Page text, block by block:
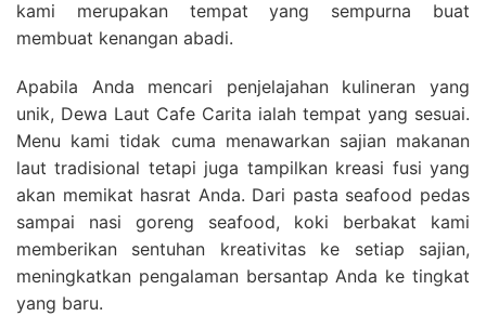
kami merupakan tempat yang sempurna buat
membuat kenangan abadi.
Apabila Anda mencari penjelajahan kulineran yang
unik, Dewa Laut Cafe Carita ialah tempat yang sesuai.
Menu kami tidak cuma menawarkan sajian makanan
laut tradisional tetapi juga tampilkan kreasi fusi yang
akan memikat hasrat Anda. Dari pasta seafood pedas
sampai nasi goreng seafood, koki berbakat kami
memberikan sentuhan kreativitas ke setiap sajian,
meningkatkan pengalaman bersantap Anda ke tingkat
yang baru.